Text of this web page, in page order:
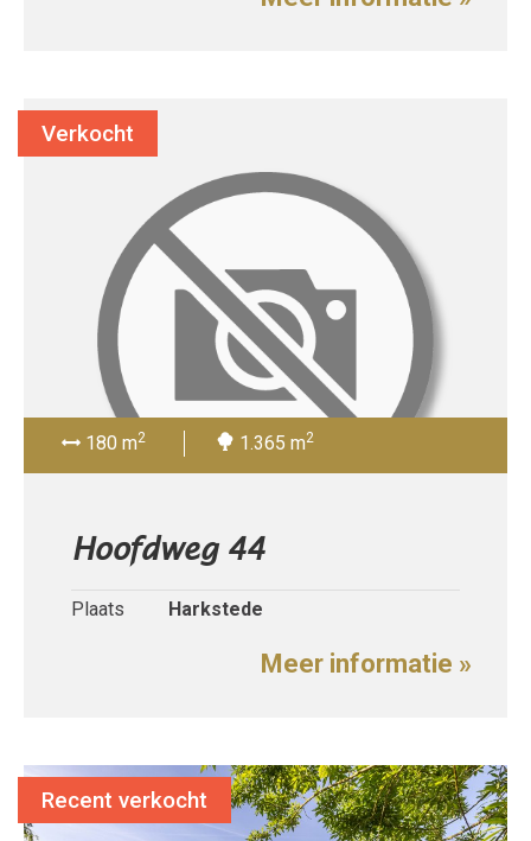
180 m2 1.365 m2
Hoofdweg 44
Plaats Harkstede
Meer informatie »
Verkocht
Recent verkocht